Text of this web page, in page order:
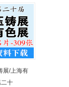
展/上海有
十